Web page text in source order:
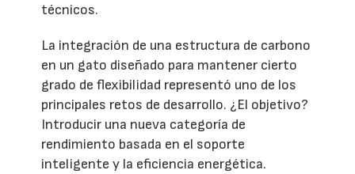
técnicos.
La integración de una estructura de carbono
en un gato diseñado para mantener cierto
grado de flexibilidad representó uno de los
principales retos de desarrollo. ¿El objetivo?
Introducir una nueva categoría de
rendimiento basada en el soporte
inteligente y la eficiencia energética.